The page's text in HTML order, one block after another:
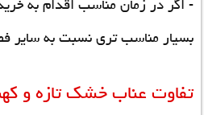
بسیار مناسب تری نسبت به سایر
تفاوت عناب خشک تازه و